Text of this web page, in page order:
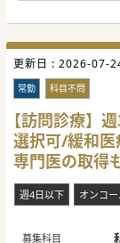
更新日 : 2026-07-
常勤 科目不問
【訪問診療】
選択可/緩和医
専門医の取得
週4日以下 オンコ
募集科目